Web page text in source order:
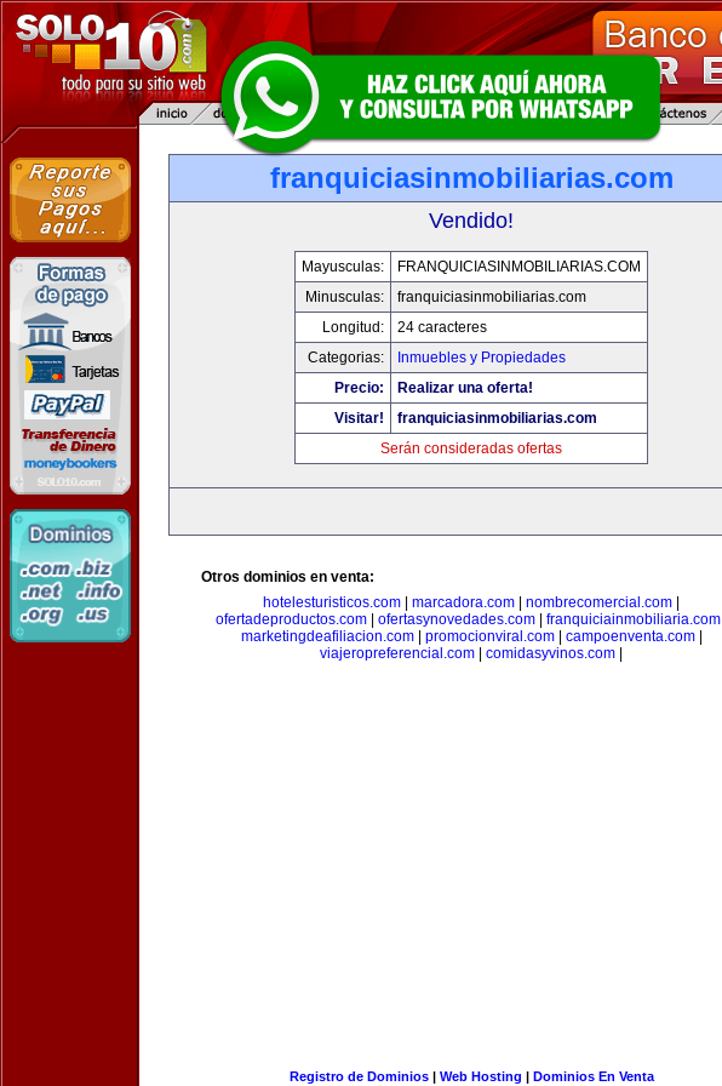
franquiciasinmobiliarias.com
Vendido!
Mayusculas:
FRANQUICIASINMOBILIARIAS.COM
Minusculas:
franquiciasinmobiliarias.com
Longitud:
24 caracteres
Categorias:
Inmuebles y Propiedades
Precio:
Realizar una oferta!
Visitar!
franquiciasinmobiliarias.com
Serán consideradas ofertas
Otros dominios en venta:
hotelesturisticos.com
marcadora.com nombrecomercial.com
ofertadeproductos.com| ofertasynovedades.com| franquiciainmobiliaria.com|
marketingdeafiliacion.com| promocionviral.com| campoenventa.com|
viajeropreferencial.com
comidasyvinos.com
Registro de Dominios| Web Hosting | Dominios En Venta